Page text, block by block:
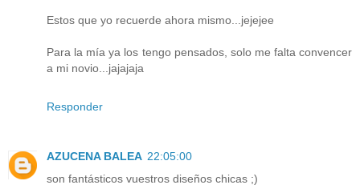
Estos que yo recuerde ahora mismo...jejejee
Para la mía ya los tengo pensados, solo me falta convencer
a mi novio...jajajaja
Responder
AZUCENA BALEA 22:05:00
son fantásticos vuestros diseños chicas ;)